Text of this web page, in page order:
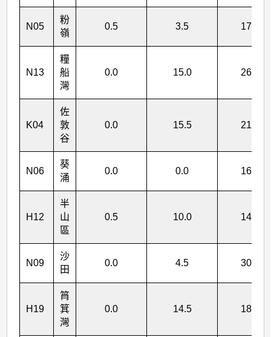
N05
粉
嶺
0.5 3.5 177.0
N13
糧
船
灣
0.0 15.0 265.5
K04
佐
敦
谷
0.0 15.5 213.0
N06
葵
涌
0.0 0.0 164.5
H12
半
山
區
0.5 10.0 147.0
N09
沙
田
0.0 4.5 303.0
H19
筲
箕
灣
0.0 14.5 180.0